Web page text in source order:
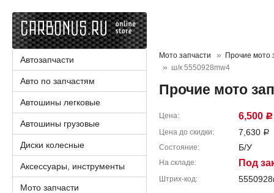
Мото запчасти
Прочие мото
ш/к 5550928mw4
Прочие мото
Цена 6,500 Р
Цена до скидки 7,630 Р
Состояние Б/У
На складе Под
Штрих-код
Автозапчасти
Авто по запчастям
Автошины легковые
Автошины грузовые
Диски колесные
Аксессуары, инструменты
Мото запчасти